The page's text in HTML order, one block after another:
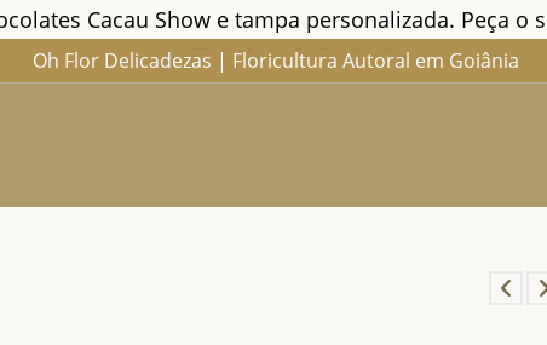
Cacau Show e tampa personalizada. Peça o
Oh Flor Delicadezas | Floricultura Autoral em Goiânia